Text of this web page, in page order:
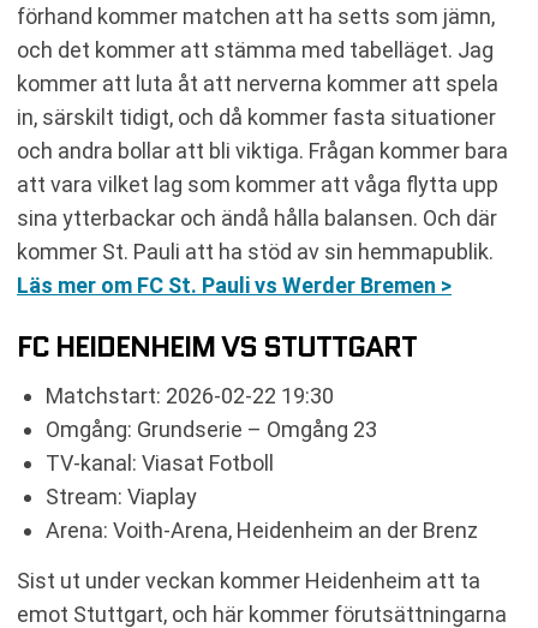
förhand kommer matchen att ha setts som jämn,
och det kommer att stämma med tabelläget. Jag
kommer att luta åt att nerverna kommer att spela
in, särskilt tidigt, och då kommer fasta situationer
och andra bollar att bli viktiga. Frågan kommer bara
att vara vilket lag som kommer att våga flytta upp
sina ytterbackar och ändå hålla balansen. Och där
kommer St. Pauli att ha stöd av sin hemmapublik.
Läs mer om FC St. Pauli vs Werder Bremen >
FC HEIDENHEIM VS STUTTGART
Matchstart: 2026-02-22 19:30
Omgång: Grundserie – Omgång 23
TV-kanal: Viasat Fotboll
Stream: Viaplay
Arena: Voith-Arena, Heidenheim an der Brenz
Sist ut under veckan kommer Heidenheim att ta
emot Stuttgart, och här kommer förutsättningarna